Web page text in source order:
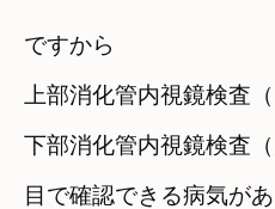
ですから
上部消化管内視鏡検査
下部消化管内視鏡検査
目で確認できる病気が